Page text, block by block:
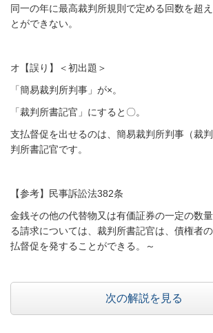
同一の年に最高裁判所規則で定める回数を超
とができない。
オ【誤り】＜初出題＞
「簡易裁判所判事」が×。
「裁判所書記官」にすると〇。
支払督促を出せるのは、簡易裁判所判事（裁
判所書記官です。
【参考】民事訴訟法382条
金銭その他の代替物又は有価証券の一定の数
る請求については、裁判所書記官は、債権者
払督促を発することができる。～
次の解説を見る